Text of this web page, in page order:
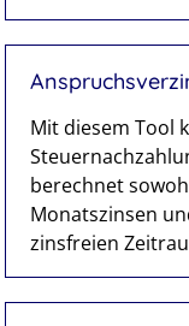
Mit diesem Tool
berechnet
Monatszinsen
zinsfreien